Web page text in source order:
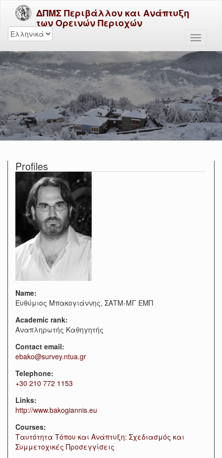
ΔΠΜΣ Περιβάλλον και Ανάπτυξη
των Ορεινών Περιοχών
Profiles
Name:
Ευθύμιος Μπακογιάννης, ΣΑΤΜ-ΜΓ ΕΜΠ
Academic rank:
Αναπληρωτής Καθηγητής
Contact email:
ebako@survey.ntua.gr
Telephone:
+30 210 772 1153
Links:
http://www.bakogiannis.eu
Courses:
Ταυτότητα Τόπου και Ανάπτυξη: Σχεδιασμός και
Συμμετοχικές Προσεγγίσεις